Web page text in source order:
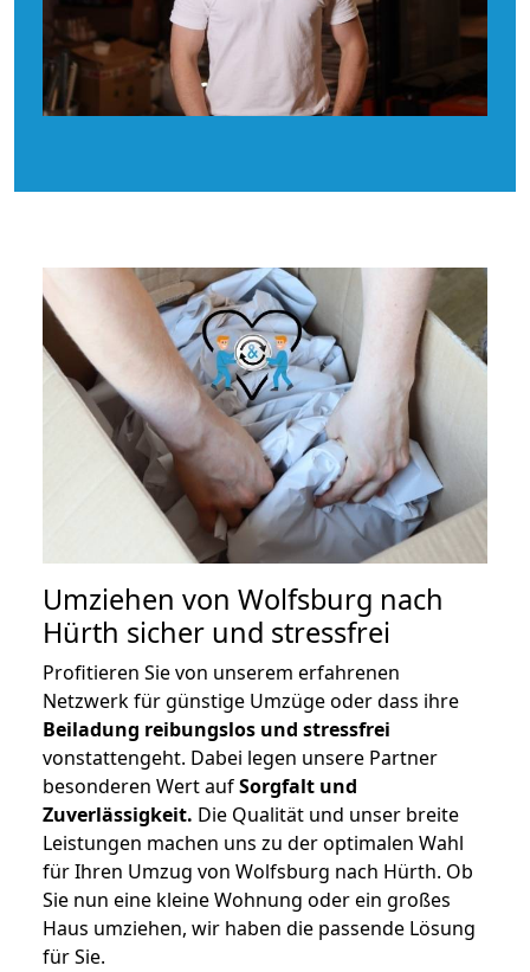
Umziehen von Wolfsburg nach
Hürth sicher und stressfrei
Profitieren Sie von unserem erfahrenen
Netzwerk für günstige Umzüge oder dass ihre
Beiladung reibungslos und stressfrei
vonstattengeht. Dabei legen unsere Partner
besonderen Wert aufSorgfalt und
Zuverlässigkeit. Die Qualität und unser breite
Leistungen machen uns zu der optimalen Wahl
für Ihren Umzug von Wolfsburg nach Hürth. Ob
Sie nun eine kleine Wohnung oder ein großes
Haus umziehen, wir haben die passende Lösung
für Sie.